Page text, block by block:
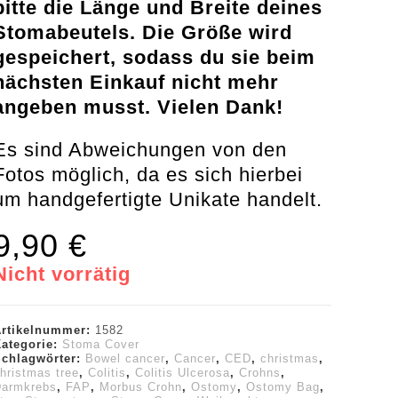
die Länge und Breite deines
Die Größe wird
sodass du sie beim
Einkauf nicht mehr
musst. Vielen Dank!
sind Abweichungen von den
möglich, da es sich hierbei
handgefertigte Unikate handelt.
€
vorrätig
1582
Stoma Cover
Bowel cancer,Cancer,CED,christmas ,
tree,Colitis ,Colitis Ulcerosa,Crohns ,
, FAP , Morbus Crohn,Ostomy ,Ostomy Bag,